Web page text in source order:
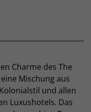
Charme des The
Mischung aus
und allen
Luxushotels. Das